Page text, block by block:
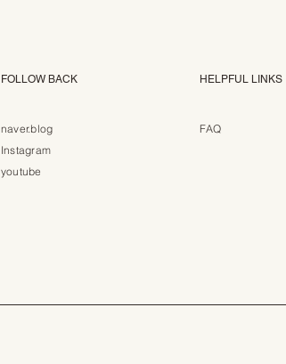
FOLLOW BACK
naver.blog
Instagram
youtube
HELPFUL LINKS
FAQ